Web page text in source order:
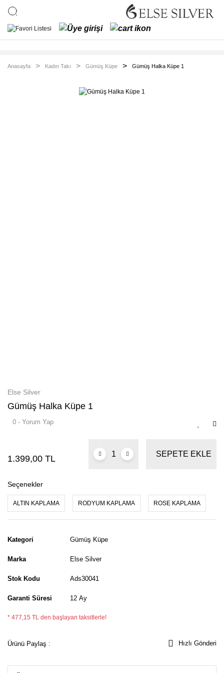
Anasayfa Kadın Takı Gümüş Küpe Gümüş Halka Küpe 1
Else Silver
Gümüş Halka Küpe 1
0 - Yorum Yap
1.399,00 TL SEPETE EKLE
Seçenekler
ALTIN KAPLAMA RODYUM KAPLAMA ROSE KAPLAMA
Kategori Gümüş Küpe
Marka Else Silver
Stok Kodu Ads30041
Garanti Süresi 12 Ay
* 477,15 TL den başlayan taksitlerle!
Ürünü Paylaş : Hızlı Gönderi